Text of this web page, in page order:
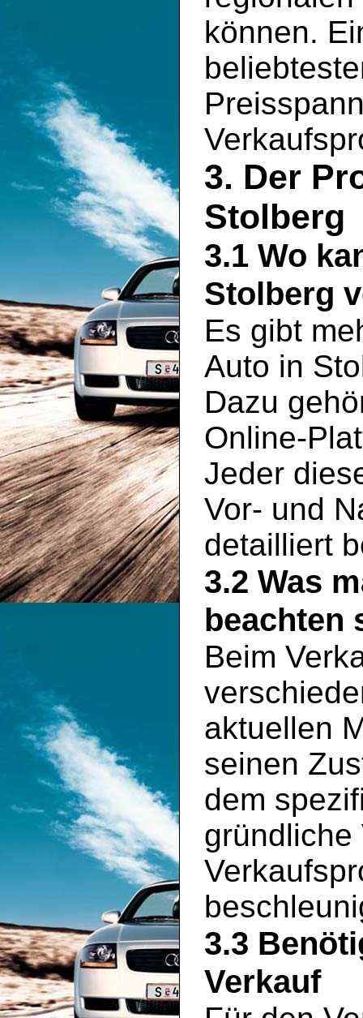
können.
3. Der
Stolberg
3.1 Wo
Stolberg
Es gibt
Auto in
Dazu
Online-
Jeder
Vor- und
detailliert
3.2 Was
beachten
Beim
aktuellen
seinen
dem
gründliche
3.3
Verkauf